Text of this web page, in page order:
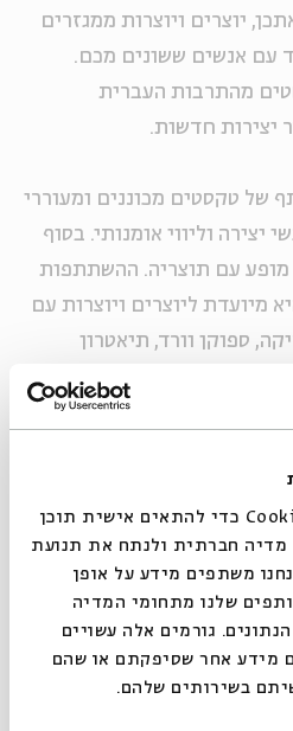
אנחנו משתמשים בקובצי Cookie כדי להתאים אישית תוכן
מדיה חברתית ולנתח את תנועת
משתפים מידע על אופן
שלנו מתחומי המדיה
גורמים אלה עשויים
מידע אחר שסיפקתם או שהם
בשירותים שלהם.
יוצרים ויוצרות ממגזרים
עם אנשים ששונים מכם.
מהתרבות העברית
יצירות חדשות.
של טקסטים מכוננים ומעוררי
וליווי אומנותי. בסוף
מופע עם תוצריה. ההשתתפות
מיועדת ליוצרים ויוצרות עם
ספוקן וורד, תיאטרון
של יונתן בלומנפלד ודנה
כל אחד מהממשתתפים/ות
רונה קינן תלווה את
את הכותבים/ות לבמה.